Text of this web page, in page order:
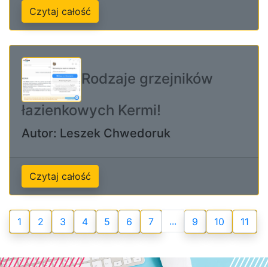
Czytaj całość
Rodzaje grzejników
łazienkowych Kermi!
Autor: Leszek Chwedoruk
Czytaj całość
1 2 3 4 5 6 7 ... 9 10 11